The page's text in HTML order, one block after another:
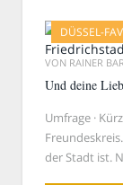
DÜSSEL-
VON RAINER
Und deine
Umfrage ·
der Stadt ist.